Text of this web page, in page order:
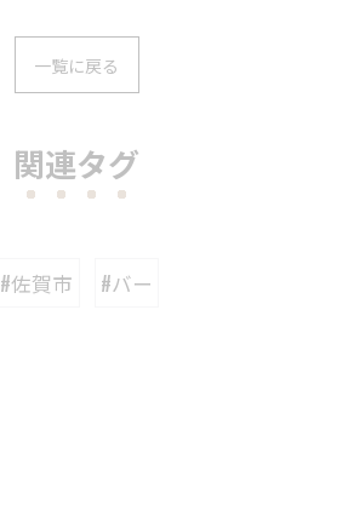
一覧に戻る
関連タグ
#佐賀市 #バー